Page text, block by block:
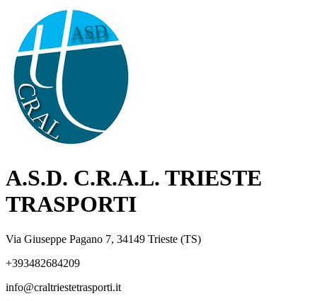
A.S.D. C.R.A.L. TRIESTE
TRASPORTI
Via Giuseppe Pagano 7, 34149 Trieste (TS)
+393482684209
info@craltriestetrasporti.it